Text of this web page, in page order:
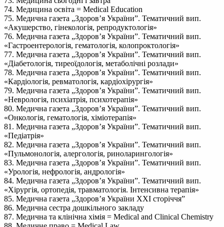
74. Медицина освіта = Medical Education
75. Медична газета „Здоров’я України”. Тематичний вип.
«Акушерство, гінекологія, репродуктологія»
76. Медична газета „Здоров’я України”. Тематичний вип.
«Гастроентерологія, гематологія, колопроктологія»
77. Медична газета „Здоров’я України”. Тематичний вип.
«Діабетологія, тиреоїдологія, метаболічні розлади»
78. Медична газета „Здоров’я України”. Тематичний вип.
«Кардіологія, ревматологія, кардіохірургія»
79. Медична газета „Здоров’я України”. Тематичний вип.
«Неврологія, психіатрія, психотерапія»
80. Медична газета „Здоров’я України”. Тематичний вип.
«Онкологія, гематологія, хіміотерапія»
81. Медична газета „Здоров’я України”. Тематичний вип.
«Педіатрія»
82. Медична газета „Здоров’я України”. Тематичний вип.
«Пульмонологія, алергологія, риноларингологія»
83. Медична газета „Здоров’я України”. Тематичний вип.
«Урологія, нефрологія, андрологія»
84. Медична газета „Здоров’я України”. Тематичний вип.
«Хірургія, ортопедія, травматологія. Інтенсивна терапія»
85. Медична газета „Здоров’я України XXI сторіччя”
86. Медична сестра дошкільного закладу
87. Медична та клінічна хімія = Medical and Clinical Chemistry